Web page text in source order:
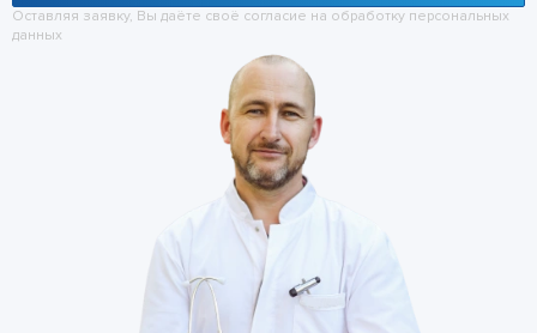
Оставляя заявку, Вы даёте своё согласие на обработку персональных
данных